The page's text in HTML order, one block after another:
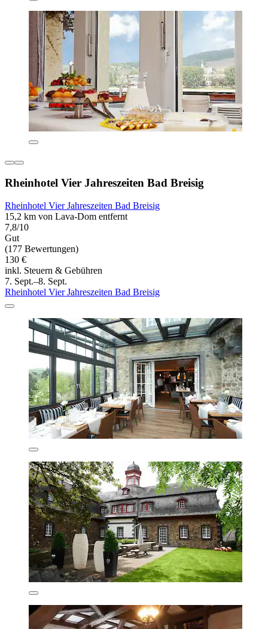
Rheinhotel Vier Jahreszeiten Bad Breisig
Rheinhotel Vier Jahreszeiten Bad Breisig
15,2 km von Lava-Dom entfernt
7,8/10
Gut
(177 Bewertungen)
130 €
inkl. Steuern & Gebühren
7. Sept.–8. Sept.
Rheinhotel Vier Jahreszeiten Bad Breisig